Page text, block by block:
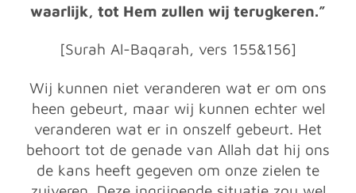
waarlijk, tot Hem zullen wij terugkeren.”
[Surah Al-Baqarah, vers 155&156]
Wij kunnen niet veranderen wat er om ons
heen gebeurt, maar wij kunnen echter wel
veranderen wat er in onszelf gebeurt. Het
behoort tot de genade van Allah dat hij ons
de kans heeft gegeven om onze zielen te